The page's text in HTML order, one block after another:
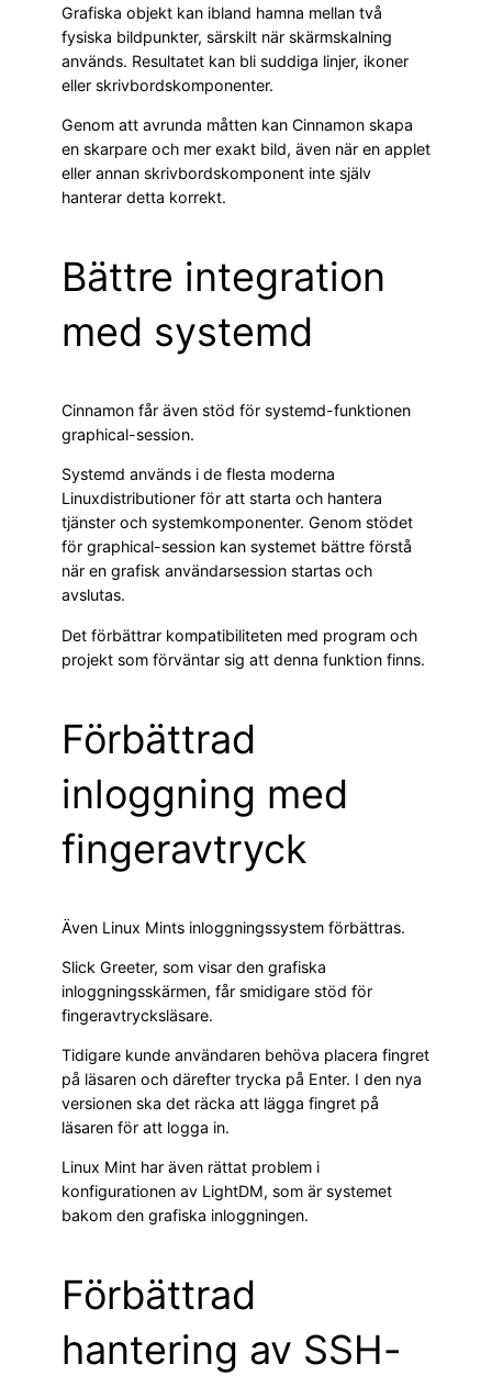
Grafiska objekt kan ibland hamna mellan två
fysiska bildpunkter, särskilt när skärmskalning
används. Resultatet kan bli suddiga linjer, ikoner
eller skrivbordskomponenter.
Genom att avrunda måtten kan Cinnamon skapa
en skarpare och mer exakt bild, även när en applet
eller annan skrivbordskomponent inte själv
hanterar detta korrekt.
Bättre integration
med systemd
Cinnamon får även stöd för systemd-funktionen
graphical-session.
Systemd används i de flesta moderna
Linuxdistributioner för att starta och hantera
tjänster och systemkomponenter. Genom stödet
för graphical-session kan systemet bättre förstå
när en grafisk användarsession startas och
avslutas.
Det förbättrar kompatibiliteten med program och
projekt som förväntar sig att denna funktion finns.
Förbättrad
inloggning med
fingeravtryck
Även Linux Mints inloggningssystem förbättras.
Slick Greeter, som visar den grafiska
inloggningsskärmen, får smidigare stöd för
fingeravtrycksläsare.
Tidigare kunde användaren behöva placera fingret
på läsaren och därefter trycka på Enter. I den nya
versionen ska det räcka att lägga fingret på
läsaren för att logga in.
Linux Mint har även rättat problem i
konfigurationen av LightDM, som är systemet
bakom den grafiska inloggningen.
Förbättrad
hantering av SSH-